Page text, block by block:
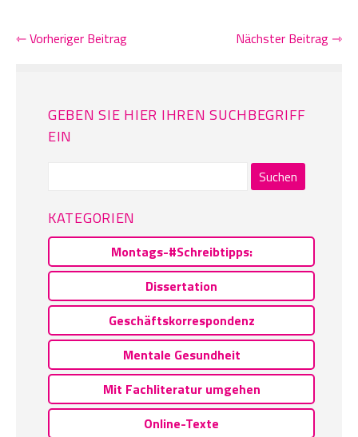
⇽ Vorheriger Beitrag Nächster Beitrag ⇾
GEBEN SIE HIER IHREN SUCHBEGRIFF
EIN
KATEGORIEN
Montags-#Schreibtipps:
Dissertation
Geschäftskorrespondenz
Mentale Gesundheit
Mit Fachliteratur umgehen
Online-Texte